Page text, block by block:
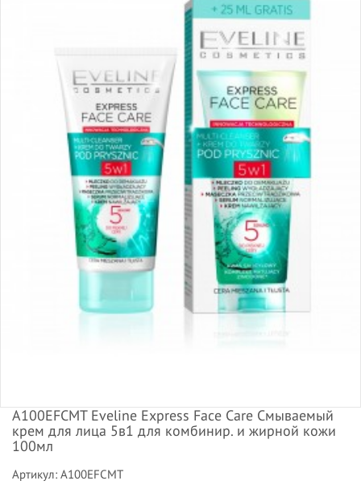
A100EFCMT Eveline Express Face Care Смываемый
крем для лица 5в1 для комбинир. и жирной кожи
100мл
Артикул: A100EFCMT